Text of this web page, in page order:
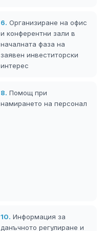
6. Организиране на офис
и конферентни зали в
началната фаза на
заявен инвеститорски
интерес
8. Помощ при
намирането на персонал
10. Информация за
данъчното регулиране и